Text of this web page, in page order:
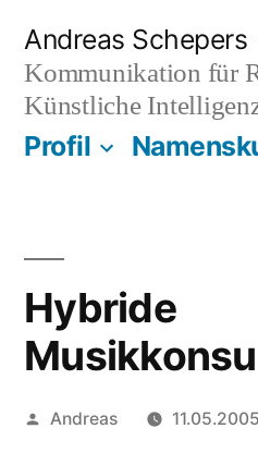
Inhalt
springen
Andreas Schepers
Kommunikation für
Künstliche
Profil
Hybride
Veröffentlicht
Andreas 11.05.2005